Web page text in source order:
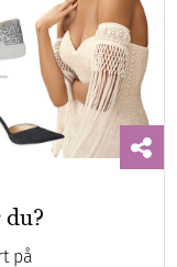
på